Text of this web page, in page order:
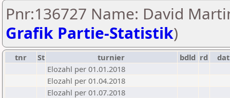
Pnr:136727 Name: David
Grafik Partie-Statistik)
tnr St turnier bdld rd
Elozahl per 01.01.2018
Elozahl per 01.04.2018
Elozahl per 01.07.2018